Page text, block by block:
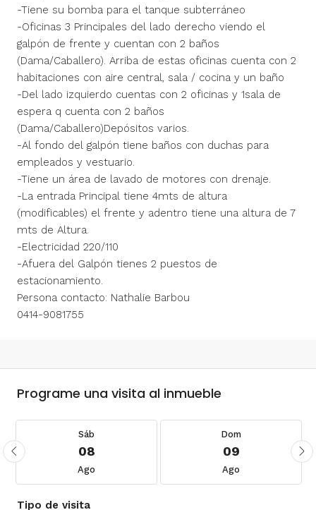
-Tiene su bomba para el tanque subterráneo
-Oficinas 3 Principales del lado derecho viendo el
galpón de frente y cuentan con 2 baños
(Dama/Caballero). Arriba de estas oficinas cuenta con 2
habitaciones con aire central, sala / cocina y un baño
-Del lado izquierdo cuentas con 2 oficinas y 1sala de
espera q cuenta con 2 baños
(Dama/Caballero)Depósitos varios.
-Al fondo del galpón tiene baños con duchas para
empleados y vestuario.
-Tiene un área de lavado de motores con drenaje.
-La entrada Principal tiene 4mts de altura
(modificables) el frente y adentro tiene una altura de 7
mts de Altura.
-Electricidad 220/110
-Afuera del Galpón tienes 2 puestos de
estacionamiento.
Persona contacto: Nathalie Barbou
0414-9081755
Programe una visita al inmueble
Sáb
08
Ago
Dom
09
Ago
Tipo de visita